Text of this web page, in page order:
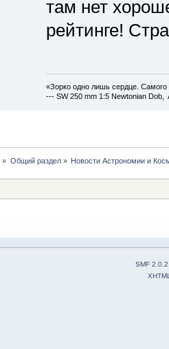
там нет
рейтинге!
«Зорко одно лишь сердце.
--- SW 250 mm 1:5 Newtonian
» Общий раздел» Новости Астрономии и
SMF 2.0.2